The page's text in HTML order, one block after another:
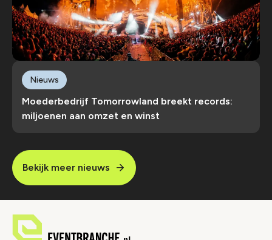
Moederbedrijf Tomorrowland breekt records:
miljoenen aan omzet en winst
Nieuws
Bekijk meer nieuws